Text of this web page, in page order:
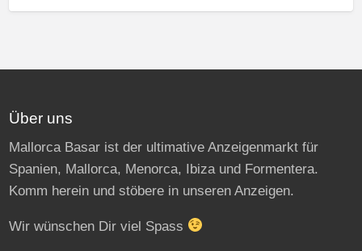
Über uns
Mallorca Basar ist der ultimative Anzeigenmarkt für
Spanien, Mallorca, Menorca, Ibiza und Formentera.
Komm herein und stöbere in unseren Anzeigen.
Wir wünschen Dir viel Spass